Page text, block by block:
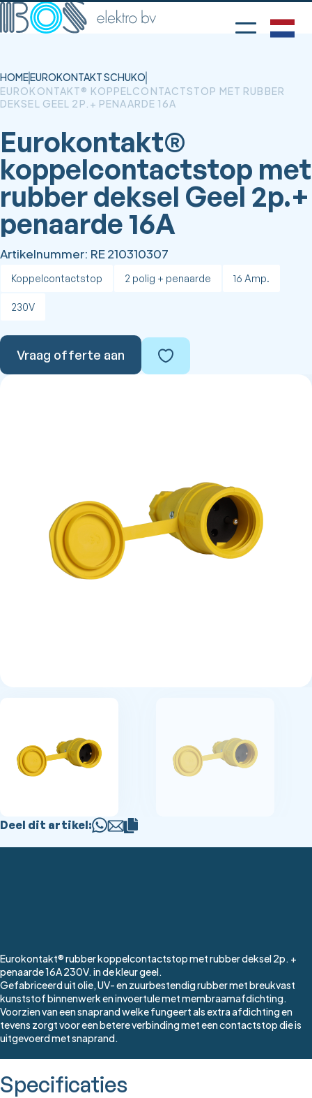
HOMEEUROKONTAKT SCHUKO
EUROKONTAKT® KOPPELCONTACTSTOP MET RUBBER
DEKSEL GEEL 2P.+ PENAARDE 16A
Eurokontakt®
koppelcontactstop met
rubber deksel Geel 2p.+
penaarde 16A
Artikelnummer: RE 210310307
Koppelcontactstop 2 polig + penaarde 16 Amp.
230V
Vraag offerte aan
Deel dit artikel:
Eurokontakt® rubber koppelcontactstop met rubber deksel 2p. +
penaarde 16A 230V. in de kleur geel.
Gefabriceerd uit olie, UV- en zuurbestendig rubber met breukvast
kunststof binnenwerk en invoertule met membraamafdichting.
Voorzien van een snaprand welke fungeert als extra afdichting en
tevens zorgt voor een betere verbinding met een contactstop die is
uitgevoerd met snaprand.
Specificaties